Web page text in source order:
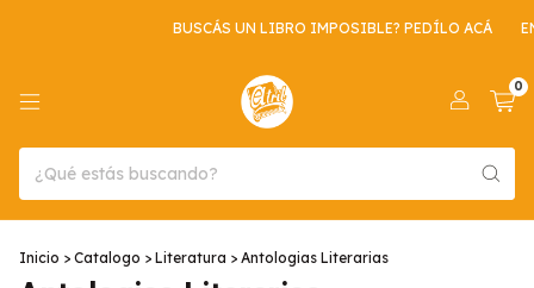
BUSCÁS UN LIBRO IMPOSIBLE? PEDÍLO ACÁ ENVIO GRATIS
0
Inicio > Catalogo > Literatura > Antologias Literarias